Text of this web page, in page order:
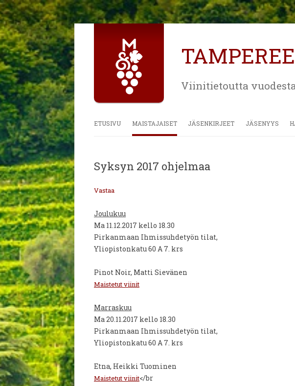
Viinitietoutta vuodesta
ETUSIVU MAISTAJAISET JÄSENKIRJEET JÄSENYYS
Syksyn 2017 ohjelmaa
Vastaa
Joulukuu
Ma 11.12.2017 kello 18.30
Pirkanmaan Ihmissuhdetyön tilat,
Yliopistonkatu 60 A 7. krs
Pinot Noir, Matti Sievänen
Maistetut viinit
Marraskuu
Ma 20.11.2017 kello 18.30
Pirkanmaan Ihmissuhdetyön tilat,
Yliopistonkatu 60 A 7. krs
Etna, Heikki Tuominen
Maistetut viinit</br